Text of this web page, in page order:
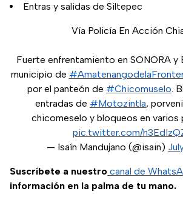
Entras y salidas de Siltepec
Vía Policía En Acción
Fuerte enfrentamiento en SONORA y
municipio de
por el panteón de #Chicomuselo.
entradas de #Motozintla,
chicomeselo y bloqueos en varios
pic.twitter.com/
— Isaín Mandujano (@isain)
Suscríbete a nuestro canal de
información en la palma de tu mano.